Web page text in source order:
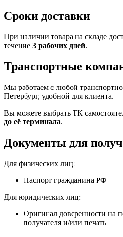
Сроки доставки
При наличии товара на складе
течение 3 рабочих дней.
Транспортные
Мы работаем с любой
Петербург, удобной для клиента.
Вы можете выбрать ТК
до её терминала.
Документы для
Для физических лиц:
Паспорт гражданина РФ
Для юридических лиц:
Оригинал доверенности на
получателя и/или печать